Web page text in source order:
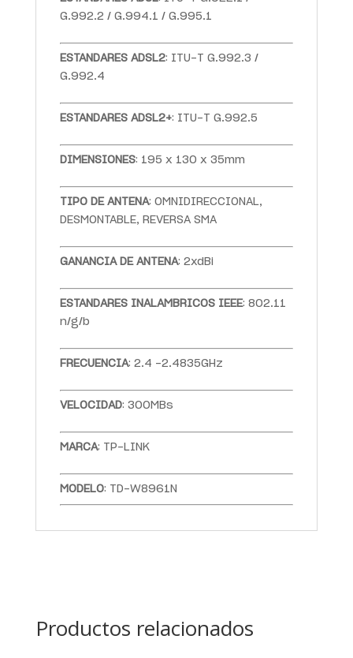
G.992.2 / G.994.1 / G.995.1
ESTANDARES ADSL2: ITU-T G.992.3 /
G.992.4
ESTANDARES ADSL2+: ITU-T G.992.5
DIMENSIONES: 195 x 130 x 35mm
TIPO DE ANTENA: OMNIDIRECCIONAL,
DESMONTABLE, REVERSA SMA
GANANCIA DE ANTENA: 2xdBi
ESTANDARES INALAMBRICOS IEEE: 802.11
n/g/b
FRECUENCIA: 2.4 -2.4835GHz
VELOCIDAD: 300MBs
MARCA: TP-LINK
MODELO: TD-W8961N
Productos relacionados